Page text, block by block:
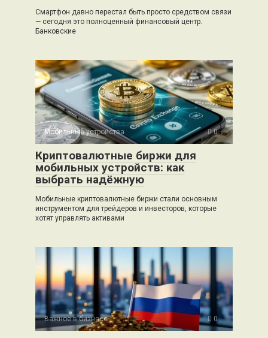
Смартфон давно перестал быть просто средством связи
— сегодня это полноценный финансовый центр.
Банковские
Мобильные устройства 0
Криптовалютные биржи для
мобильных устройств: как
выбрать надёжную
Мобильные криптовалютные биржи стали основным
инструментом для трейдеров и инвесторов, которые
хотят управлять активами
Важное в бизнесе 0